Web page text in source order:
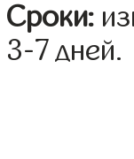
Сроки:
3-7 дней.